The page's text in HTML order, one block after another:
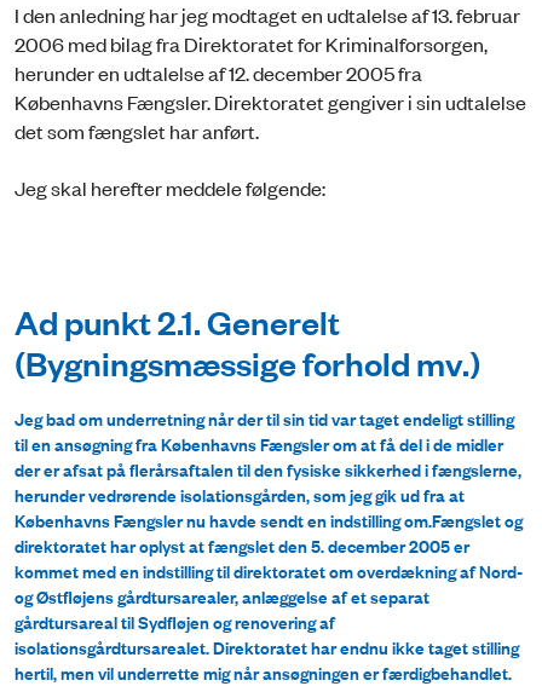
I den anledning har jeg modtaget en udtalelse af 13. februar
2006 med bilag fra Direktoratet for Kriminalforsorgen,
herunder en udtalelse af 12. december 2005 fra
Københavns Fængsler. Direktoratet gengiver i sin udtalelse
det som fængslet har anført.
Jeg skal herefter meddele følgende:
Ad punkt 2.1. Generelt
(Bygningsmæssige forhold mv.)
Jeg bad om underretning når der til sin tid var taget endeligt stilling
til en ansøgning fra Københavns Fængsler om at få del i de midler
der er afsat på flerårsaftalen til den fysiske sikkerhed i fængslerne,
herunder vedrørende isolationsgården, som jeg gik ud fra at
Københavns Fængsler nu havde sendt en indstilling om.Fængslet og
direktoratet har oplyst at fængslet den 5. december 2005 er
kommet med en indstilling til direktoratet om overdækning af Nord-
og Østfløjens gårdtursarealer, anlæggelse af et separat
gårdtursareal til Sydfløjen og renovering af
isolationsgårdtursarealet. Direktoratet har endnu ikke taget stilling
hertil, men vil underrette mig når ansøgningen er færdigbehandlet.